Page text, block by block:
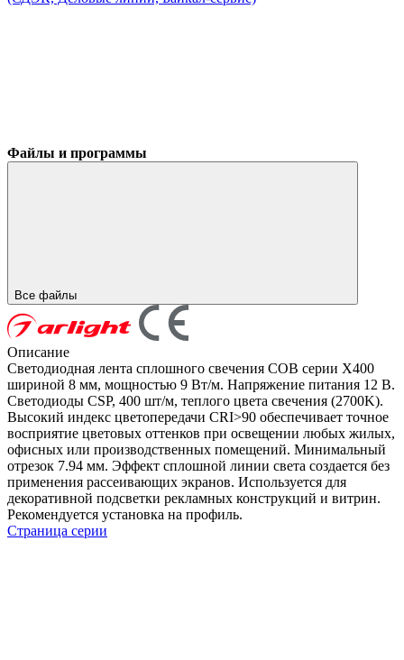
Файлы и программы
Все файлы
Описание
Светодиодная лента сплошного свечения COB серии X400
шириной 8 мм, мощностью 9 Вт/м. Напряжение питания 12 В.
Светодиоды CSP, 400 шт/м, теплого цвета свечения (2700K).
Высокий индекс цветопередачи CRI>90 обеспечивает точное
восприятие цветовых оттенков при освещении любых жилых,
офисных или производственных помещений. Минимальный
отрезок 7.94 мм. Эффект сплошной линии света создается без
применения рассеивающих экранов. Используется для
декоративной подсветки рекламных конструкций и витрин.
Рекомендуется установка на профиль.
Страница серии